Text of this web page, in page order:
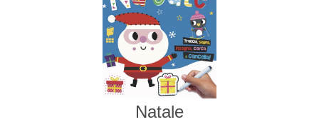
Natale